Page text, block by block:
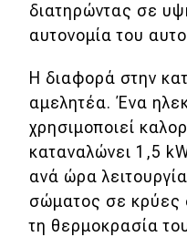
διατηρώντας σε
αυτονομία του
Η διαφορά στην
αμελητέα. Ένα
χρησιμοποιεί
καταναλώνει 1,5
ανά ώρα
σώματος σε κρύες
τη θερμοκρασία